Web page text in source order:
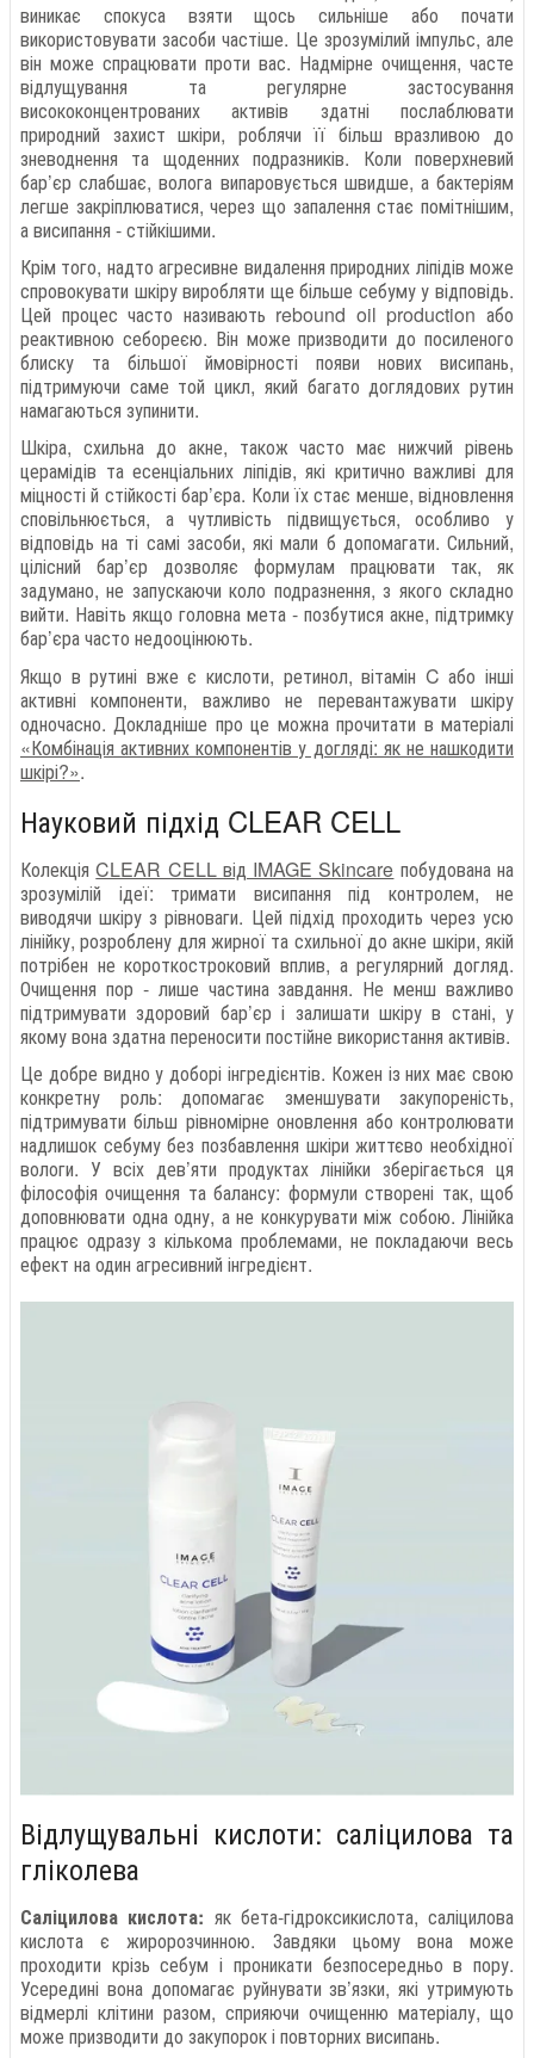
виникає спокуса взяти щось сильніше або почати
використовувати засоби частіше. Це зрозумілий імпульс, але
він може спрацювати проти вас. Надмірне очищення, часте
відлущування та регулярне застосування
висококонцентрованих активів здатні послаблювати
природний захист шкіри, роблячи її більш вразливою до
зневоднення та щоденних подразників. Коли поверхневий
бар’єр слабшає, волога випаровується швидше, а бактеріям
легше закріплюватися, через що запалення стає помітнішим,
а висипання - стійкішими.
Крім того, надто агресивне видалення природних ліпідів може
спровокувати шкіру виробляти ще більше себуму у відповідь.
Цей процес часто називають rebound oil production або
реактивною себореєю. Він може призводити до посиленого
блиску та більшої ймовірності появи нових висипань,
підтримуючи саме той цикл, який багато доглядових рутин
намагаються зупинити.
Шкіра, схильна до акне, також часто має нижчий рівень
церамідів та есенціальних ліпідів, які критично важливі для
міцності й стійкості бар’єра. Коли їх стає менше, відновлення
сповільнюється, а чутливість підвищується, особливо у
відповідь на ті самі засоби, які мали б допомагати. Сильний,
цілісний бар’єр дозволяє формулам працювати так, як
задумано, не запускаючи коло подразнення, з якого складно
вийти. Навіть якщо головна мета - позбутися акне, підтримку
бар’єра часто недооцінюють.
Якщо в рутині вже є кислоти, ретинол, вітамін C або інші
активні компоненти, важливо не перевантажувати шкіру
одночасно. Докладніше про це можна прочитати в матеріалі
«Комбінація активних компонентів у догляді: як не нашкодити
шкірі?».
Науковий підхід CLEAR CELL
КолекціяCLEAR CELL від IMAGE Skincare побудована на
зрозумілій ідеї: тримати висипання під контролем, не
виводячи шкіру з рівноваги. Цей підхід проходить через усю
лінійку, розроблену для жирної та схильної до акне шкіри, якій
потрібен не короткостроковий вплив, а регулярний догляд.
Очищення пор - лише частина завдання. Не менш важливо
підтримувати здоровий бар’єр і залишати шкіру в стані, у
якому вона здатна переносити постійне використання активів.
Це добре видно у доборі інгредієнтів. Кожен із них має свою
конкретну роль: допомагає зменшувати закупореність,
підтримувати більш рівномірне оновлення або контролювати
надлишок себуму без позбавлення шкіри життєво необхідної
вологи. У всіх дев’яти продуктах лінійки зберігається ця
філософія очищення та балансу: формули створені так, щоб
доповнювати одна одну, а не конкурувати між собою. Лінійка
працює одразу з кількома проблемами, не покладаючи весь
ефект на один агресивний інгредієнт.
Відлущувальні кислоти: саліцилова та
гліколева
Саліцилова кислота: як бета-гідроксикислота, саліцилова
кислота є жиророзчинною. Завдяки цьому вона може
проходити крізь себум і проникати безпосередньо в пору.
Усередині вона допомагає руйнувати зв’язки, які утримують
відмерлі клітини разом, сприяючи очищенню матеріалу, що
може призводити до закупорок і повторних висипань.